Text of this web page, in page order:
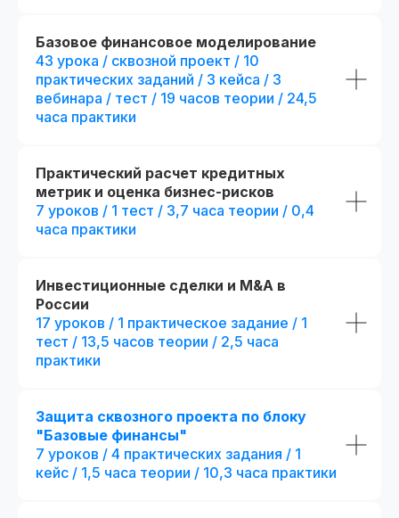
Базовое финансовое моделирование
43 урока / сквозной проект / 10
практических заданий / 3 кейса / 3
вебинара / тест / 19 часов теории / 24,5
часа практики
Практический расчет кредитных
метрик и оценка бизнес-рисков
7 уроков / 1 тест / 3,7 часа теории / 0,4
часа практики
Инвестиционные сделки и M&A в
России
17 уроков / 1 практическое задание / 1
тест / 13,5 часов теории / 2,5 часа
практики
Защита сквозного проекта по блоку
"Базовые финансы"
7 уроков / 4 практических задания / 1
кейс / 1,5 часа теории / 10,3 часа практики
вашей квалификации, что
профессионального развития
При дополнительной
регистрации
Являемся официальными
администраторами экзамена СФА
и даем20% скидку
6 месяцев обучения с практикой
на реальных проектах
Все опции
(стандарт) +
преимущества:
+ 3 месяца
на реальных